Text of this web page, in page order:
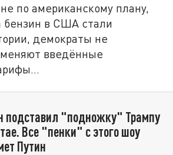
по американскому плану,
бензин в США стали
демократы не
введённые
подставил "подножку" Трампу
Все "пенки" с этого шоу
Путин